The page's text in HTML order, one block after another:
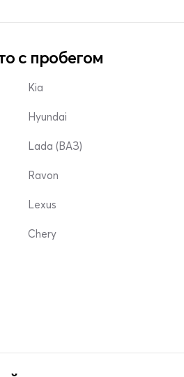
с пробегом
Kia
Hyundai
Lada (ВАЗ)
Ravon
Lexus
Chery